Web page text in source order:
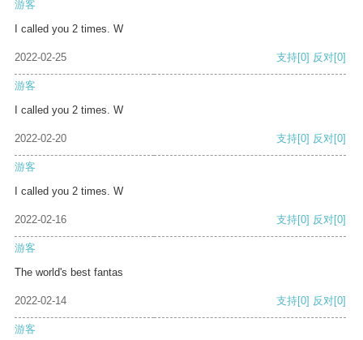
游客
I called you 2 times. W
2022-02-25 支持[0] 反对[0]
游客
I called you 2 times. W
2022-02-20 支持[0] 反对[0]
游客
I called you 2 times. W
2022-02-16 支持[0] 反对[0]
游客
The world's best fantas
2022-02-14 支持[0] 反对[0]
游客